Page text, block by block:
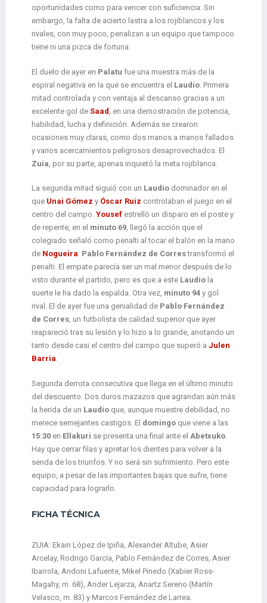
oportunidades como para vencer con suficiencia. Sin
embargo, la falta de acierto lastra a los rojiblancos y los
rivales, con muy poco, penalizan a un equipo que tampoco
tiene ni una pizca de fortuna.
El duelo de ayer en Palatu fue una muestra más de la
espiral negativa en la que se encuentra el Laudio . Primera
mitad controlada y con ventaja al descanso gracias a un
excelente gol de Saad , en una demostración de potencia,
habilidad, lucha y definición. Además se crearon
ocasiones muy claras, como dos manos a manos fallados
y varios acercamientos peligrosos desaprovechados. El
Zuia , por su parte, apenas inquietó la meta rojiblanca.
La segunda mitad siguió con un Laudio dominador en el
que Unai Gómez y Óscar Ruiz controlaban el juego en el
centro del campo. Yousef estrelló un disparo en el poste y
de repente, en el minuto 69, llegó la acción que el
colegiado señaló como penalti al tocar el balón en la mano
de Nogueira. Pablo Fernández de Correstransformó el
penalti. El empate parecía ser un mal menor después de lo
visto durante el partido, pero es que a este Laudio la
suerte le ha dado la espalda. Otra vez, minuto 94 y gol
rival. El de ayer fue una genialidad de Pablo Fernández
de Corres, un futbolista de calidad superior que ayer
reapareció tras su lesión y lo hizo a lo grande, anotando un
tanto desde casi el centro del campo que superó a Julen
Barria.
Segunda derrota consecutiva que llega en el último minuto
del descuento. Dos duros mazazos que agrandan aún más
la herida de un Laudio que, aunque muestre debilidad, no
merece semejantes castigos. El domingo que viene a las
15:30 en Ellakuri se presenta una final ante el Abetxuko
Hay que cerrar filas y apretar los dientes para volver a la
senda de los triunfos. Y no será sin sufrimiento. Pero este
equipo, a pesar de las importantes bajas que sufre, tiene
capacidad para lograrlo.
FICHA TÉCNICA
ZUIA: Ekain López de Ipiña, Alexander Altube, Asier
Arcelay, Rodrigo García, Pablo Fernández de Corres, Asier
Ibarrola, Andoni Lafuente, Mikel Pinedo (Xabier Ross-
Magahy, m. 68), Ander Lejarza, Anartz Sereno (Martín
Velasco, m. 83) y Marcos Fernández de Larrea.